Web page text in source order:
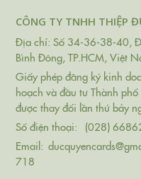
CÔNG TY TNHH THIỆP
Địa chỉ: Số 34-36-38-40,
Bình Đông, TP.HCM, Việt
Giấy phép đăng ký kinh
hoạch và đầu tư Thành
được thay đổi lần thứ bảy
Số điện thoại:
(028)
Email:
718